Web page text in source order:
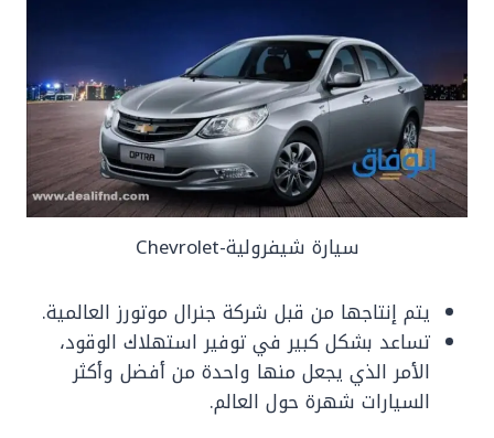
سيارة شيفرولية-Chevrolet
يتم إنتاجها من قبل شركة جنرال موتورز العالمية.
تساعد بشكل كبير في توفير استهلاك الوقود،
الأمر الذي يجعل منها واحدة من أفضل وأكثر
السيارات شهرة حول العالم.